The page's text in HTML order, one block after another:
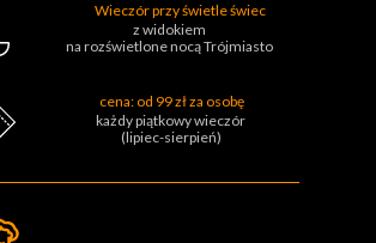
cena: od 99 zł za osobę
Wieczór przy świetle świec
z widokiem
na rozświetlone nocą Trójmiasto
każdy piątkowy wieczór
(lipiec-sierpień)